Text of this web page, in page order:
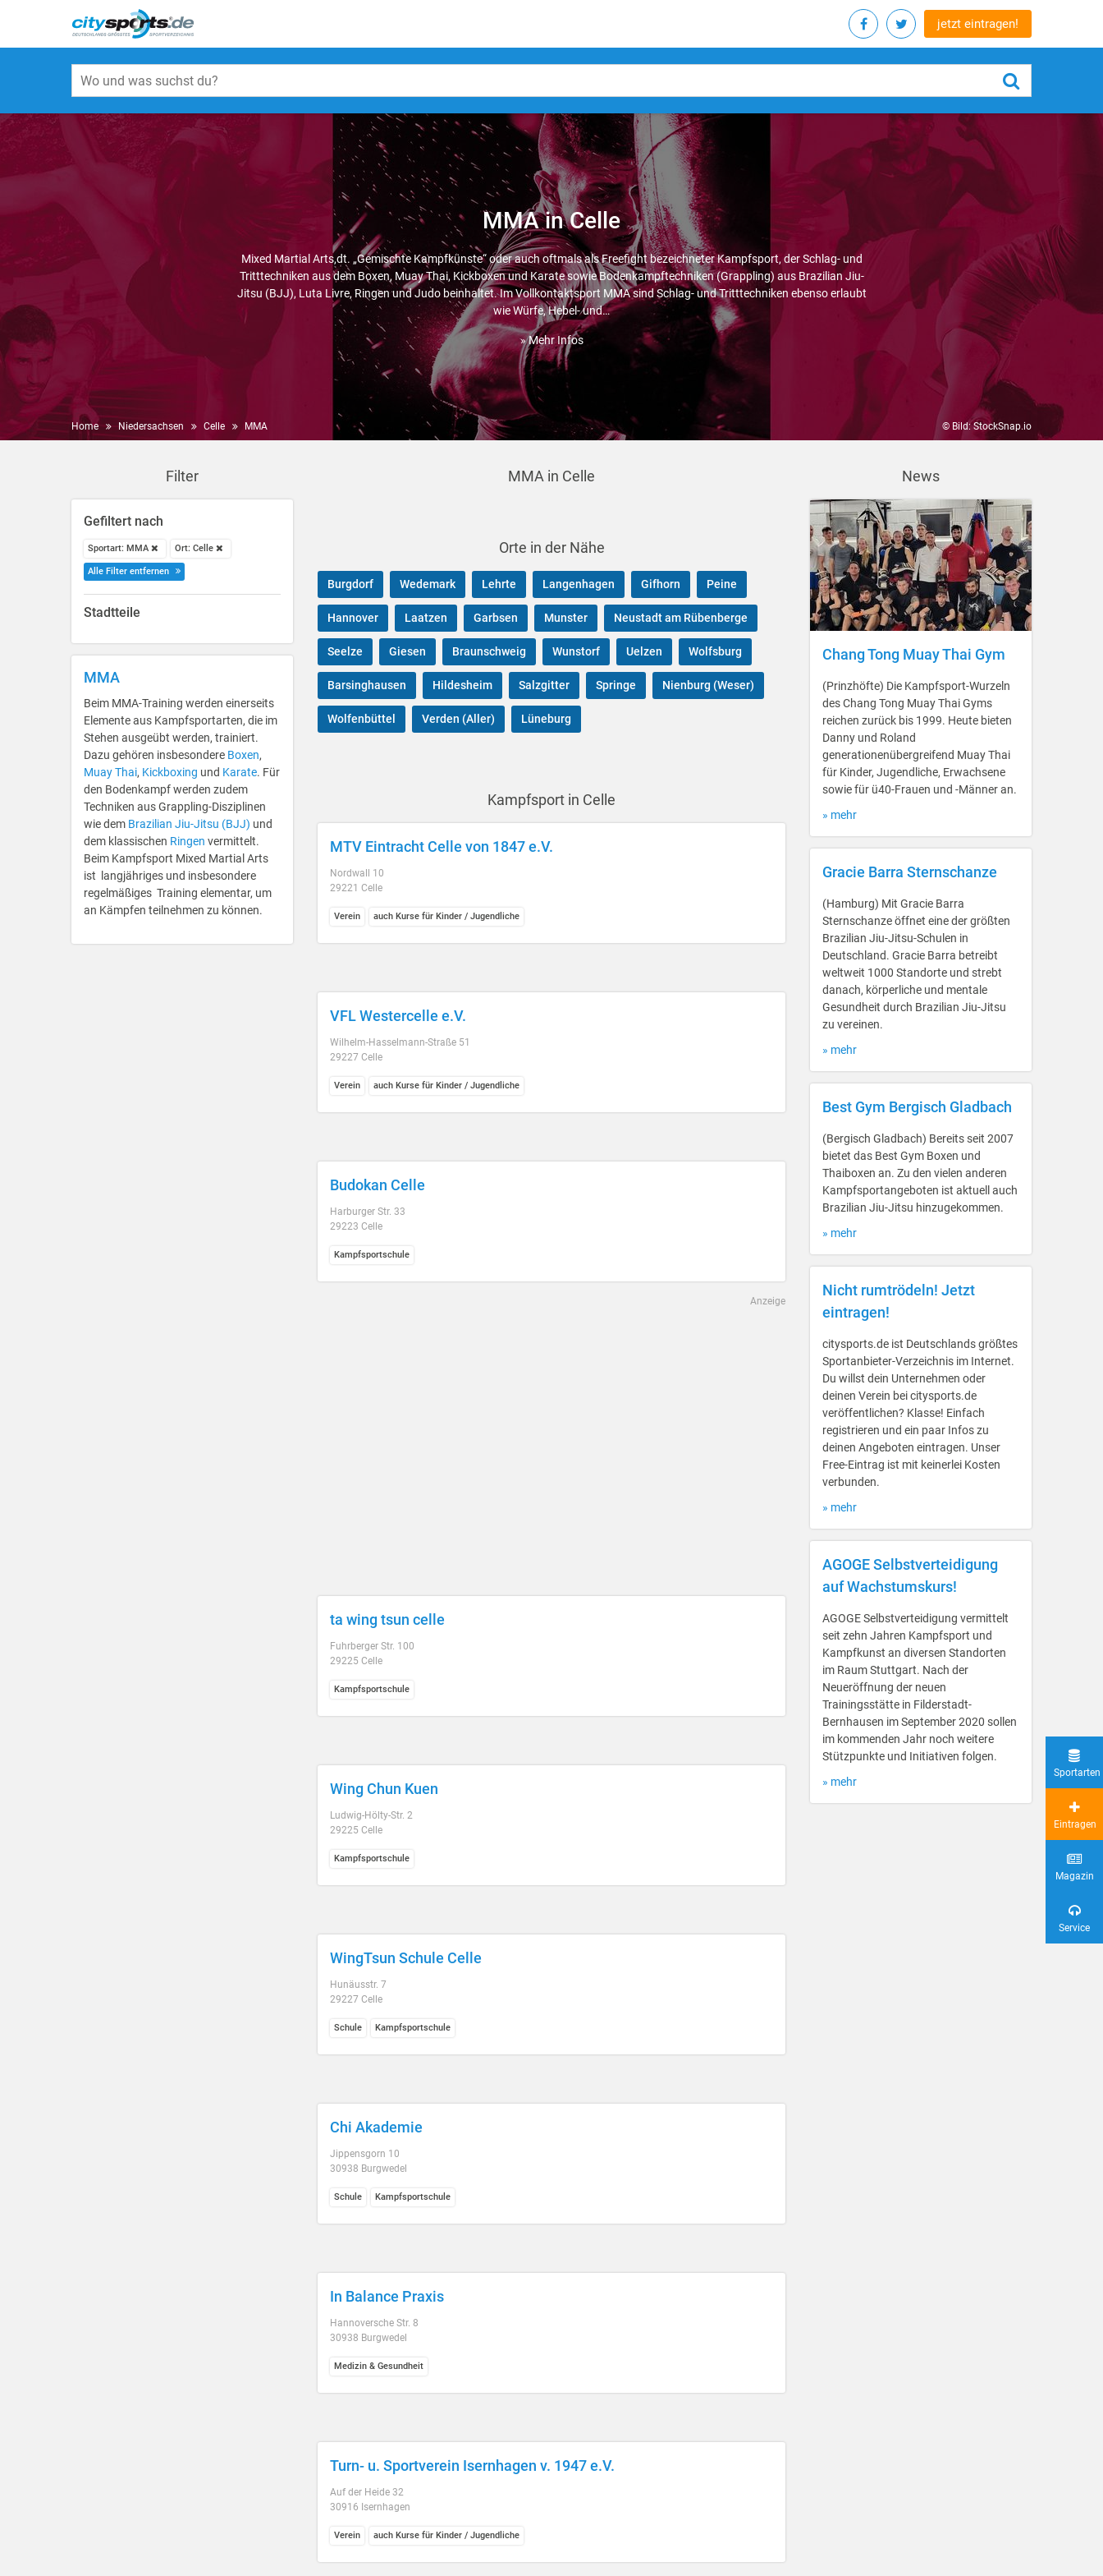
jetzt eintragen!
MMA in Celle
Mixed Martial Arts,dt. „Gemischte Kampfkünste“ oder auch oftmals als Freefight bezeichneter Kampfsport, der Schlag- und
Tritttechniken aus dem Boxen, Muay Thai, Kickboxen und Karate sowie Bodenkampftechniken (Grappling) aus Brazilian Jiu-
Jitsu (BJJ), Luta Livre, Ringen und Judo beinhaltet. Im Vollkontaktsport MMA sind Schlag- und Tritttechniken ebenso erlaubt
wie Würfe, Hebel- und…
» Mehr Infos
Home Niedersachsen Celle MMA © Bild: StockSnap.io
Filter
Gefiltert nach
Sportart: MMA Ort: Celle
Alle Filter entfernen
Stadtteile
MMA
Beim MMA-Training werden einerseits
Elemente aus Kampfsportarten, die im
Stehen ausgeübt werden, trainiert.
Dazu gehören insbesondere Boxen,
Muay Thai, Kickboxing und Karate. Für
den Bodenkampf werden zudem
Techniken aus Grappling-Disziplinen
wie dem Brazilian Jiu-Jitsu (BJJ) und
dem klassischen Ringen vermittelt.
Beim Kampfsport Mixed Martial Arts
ist langjähriges und insbesondere
regelmäßiges Training elementar, um
an Kämpfen teilnehmen zu können.
MMA in Celle
Orte in der Nähe
Burgdorf Wedemark Lehrte Langenhagen Gifhorn Peine
Hannover Laatzen Garbsen Munster Neustadt am Rübenberge
Seelze Giesen Braunschweig Wunstorf Uelzen Wolfsburg
Barsinghausen Hildesheim Salzgitter Springe Nienburg (Weser)
Wolfenbüttel Verden (Aller) Lüneburg
Kampfsport in Celle
MTV Eintracht Celle von 1847 e.V.
Nordwall 10
29221 Celle
Verein auch Kurse für Kinder / Jugendliche
VFL Westercelle e.V.
Wilhelm-Hasselmann-Straße 51
29227 Celle
Verein auch Kurse für Kinder / Jugendliche
Budokan Celle
Harburger Str. 33
29223 Celle
Kampfsportschule
Anzeige
ta wing tsun celle
Fuhrberger Str. 100
29225 Celle
Kampfsportschule
Wing Chun Kuen
Ludwig-Hölty-Str. 2
29225 Celle
Kampfsportschule
WingTsun Schule Celle
Hunäusstr. 7
29227 Celle
Schule Kampfsportschule
Chi Akademie
Jippensgorn 10
30938 Burgwedel
Schule Kampfsportschule
In Balance Praxis
Hannoversche Str. 8
30938 Burgwedel
Medizin & Gesundheit
Turn- u. Sportverein Isernhagen v. 1947 e.V.
Auf der Heide 32
30916 Isernhagen
Verein auch Kurse für Kinder / Jugendliche
News
Chang Tong Muay Thai Gym
(Prinzhöfte) Die Kampfsport-Wurzeln
des Chang Tong Muay Thai Gyms
reichen zurück bis 1999. Heute bieten
Danny und Roland
generationenübergreifend Muay Thai
für Kinder, Jugendliche, Erwachsene
sowie für ü40-Frauen und -Männer an.
» mehr
Gracie Barra Sternschanze
(Hamburg) Mit Gracie Barra
Sternschanze öffnet eine der größten
Brazilian Jiu-Jitsu-Schulen in
Deutschland. Gracie Barra betreibt
weltweit 1000 Standorte und strebt
danach, körperliche und mentale
Gesundheit durch Brazilian Jiu-Jitsu
zu vereinen.
» mehr
Best Gym Bergisch Gladbach
(Bergisch Gladbach) Bereits seit 2007
bietet das Best Gym Boxen und
Thaiboxen an. Zu den vielen anderen
Kampfsportangeboten ist aktuell auch
Brazilian Jiu-Jitsu hinzugekommen.
» mehr
Nicht rumtrödeln! Jetzt
eintragen!
citysports.de ist Deutschlands größtes
Sportanbieter-Verzeichnis im Internet.
Du willst dein Unternehmen oder
deinen Verein bei citysports.de
veröffentlichen? Klasse! Einfach
registrieren und ein paar Infos zu
deinen Angeboten eintragen. Unser
Free-Eintrag ist mit keinerlei Kosten
verbunden.
» mehr
AGOGE Selbstverteidigung
auf Wachstumskurs!
AGOGE Selbstverteidigung vermittelt
seit zehn Jahren Kampfsport und
Kampfkunst an diversen Standorten
im Raum Stuttgart. Nach der
Neueröffnung der neuen
Trainingsstätte in Filderstadt-
Bernhausen im September 2020 sollen
im kommenden Jahr noch weitere
Stützpunkte und Initiativen folgen.
» mehr
Sportarten
Eintragen
Magazin
Service